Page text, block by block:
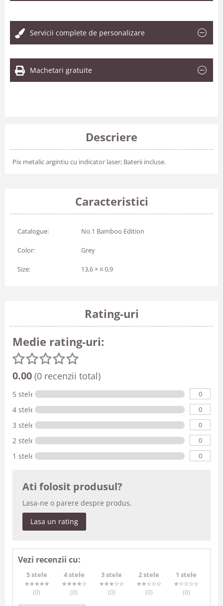
Servicii complete de personalizare
Machetari gratuite
Descriere
Pix metalic argintiu cu indicator laser; Baterii incluse.
Caracteristici
Catalogue: No.1 Bamboo Edition
Color: Grey
Size: 13,6 × ¤ 0,9
Rating-uri
Medie rating-uri:
0.00 (0 recenzii total)
5 stele 0
4 stele 0
3 stele 0
2 stele 0
1 stele 0
Ati folosit produsul?
Lasa-ne o parere despre produs.
Lasa un rating
Vezi recenzii cu:
5 stele
(0)
4 stele
(0)
3 stele
(0)
2 stele
(0)
1 stele
(0)